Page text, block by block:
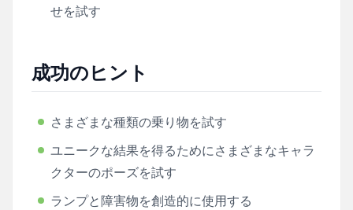
せを試す
成功のヒント
さまざまな種類の乗り物を試す
ユニークな結果を得るためにさまざまなキャラ
クターのポーズを試す
ランプと障害物を創造的に使用する